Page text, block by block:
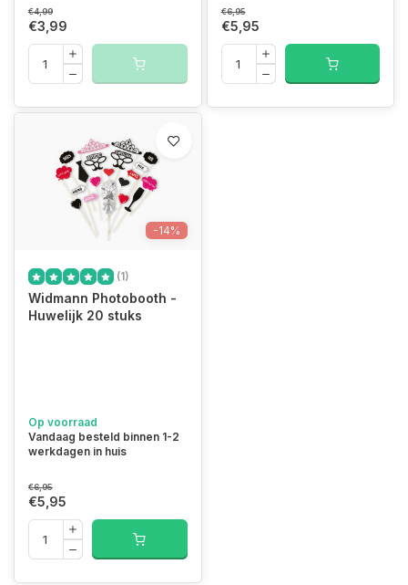
€4,99
€3,99
€6,95
€5,95
-14%
(1)
Widmann Photobooth -
Huwelijk 20 stuks
Op voorraad
Vandaag besteld binnen 1-2
werkdagen in huis
€6,95
€5,95